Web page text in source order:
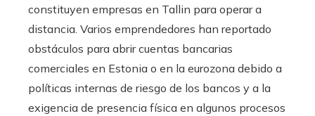
constituyen empresas en Tallin para operar a
distancia. Varios emprendedores han reportado
obstáculos para abrir cuentas bancarias
comerciales en Estonia o en la eurozona debido a
políticas internas de riesgo de los bancos y a la
exigencia de presencia física en algunos procesos